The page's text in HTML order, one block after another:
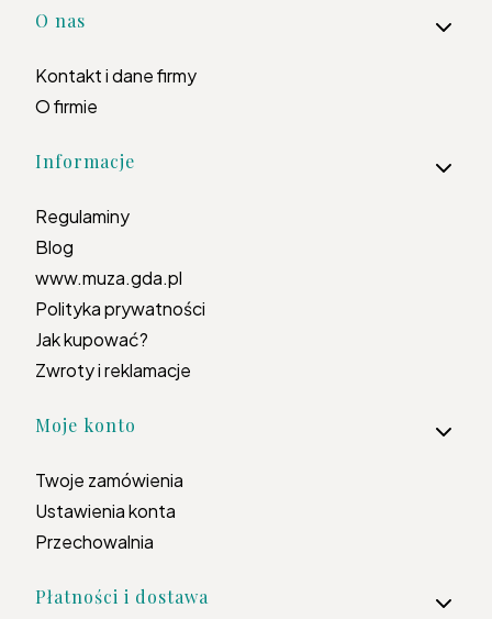
Linki w stopce
O nas
Kontakt i dane firmy
O firmie
Informacje
Regulaminy
Blog
www.muza.gda.pl
Polityka prywatności
Jak kupować?
Zwroty i reklamacje
Moje konto
Twoje zamówienia
Ustawienia konta
Przechowalnia
Płatności i dostawa